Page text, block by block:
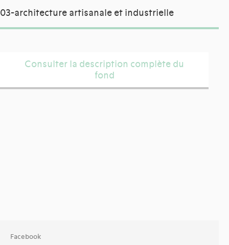
03-architecture artisanale et industrielle
Consulter la description complète du
fond
Facebook